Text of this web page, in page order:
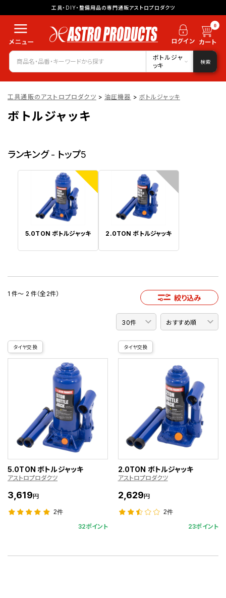
工具・DIY・整備用品の専門通販アストロプロダクツ
0
ボトルジャ
ッキ
検索
工具通販のアストロプロダクツ > 油圧機器 > ボトルジャッキ
ボトルジャッキ
ランキング - トップ5
1
5.0TON ボトルジャッキ
2
2.0TON ボトルジャッキ
1 件～ 2 件（全2件） 絞り込み
タイヤ交換
5.0TON ボトルジャッキ
アストロプロダクツ
3,619円
2件
32ポイント
タイヤ交換
2.0TON ボトルジャッキ
アストロプロダクツ
2,629円
2件
23ポイント